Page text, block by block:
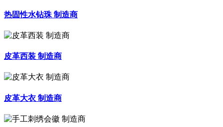
热固性水钻珠 制造商
皮革西装 制造商
皮革大衣 制造商